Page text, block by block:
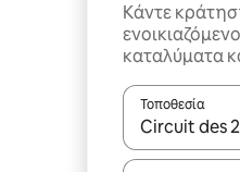
Κάντε
καταλύματα
Τοποθεσία
Όταν τα